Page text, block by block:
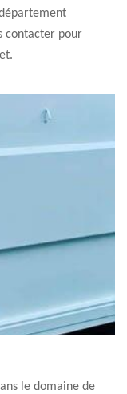
contacter pour
le domaine de